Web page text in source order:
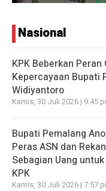
Nasional
KPK Beberkan Peran
Kepercayaan Bupati
Widiyantoro
Kamis, 30 Juli 2026 | 9:45
Bupati Pemalang
Peras ASN dan
Sebagian Uang
KPK
Kamis, 30 Juli 2026 | 7:57